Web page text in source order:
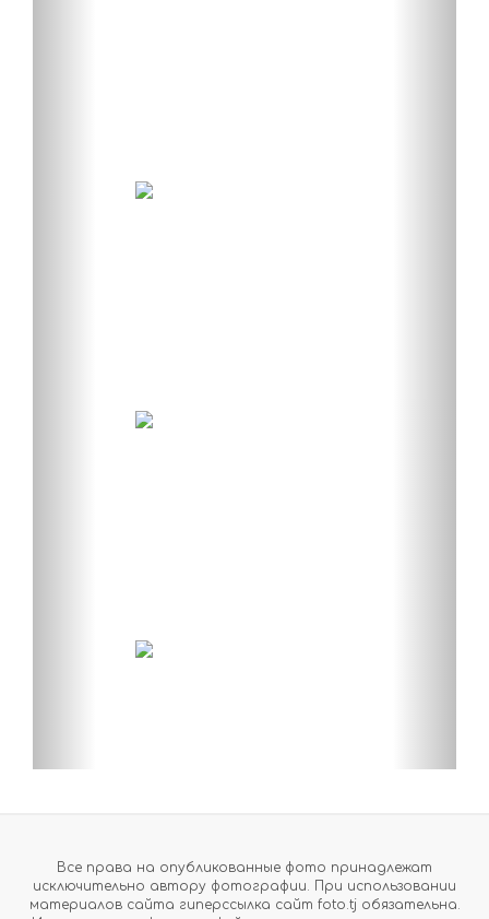
Все права на опубликованные фото принадлежат
исключительно автору фотографии. При использовании
материалов сайта гиперссылка сайт foto.tj обязательна.